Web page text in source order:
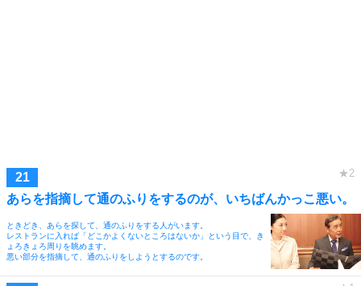
あらを指摘して通のふりをするのが、いちばんかっこ悪い。
ときどき、あらを探して、通のふりをする人がいます。
レストランに入れば「どこかよくないところはないか」という目で、き
ょろきょろ周りを眺めます。
悪い部分を指摘して、通のふりをしようとするのです。